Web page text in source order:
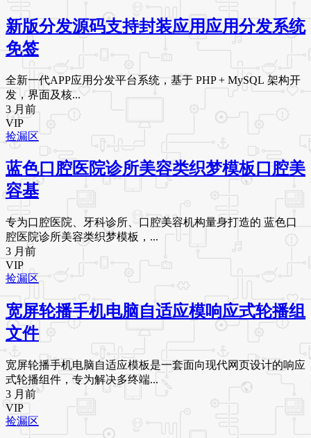
新版分发源码支持封装应用应用分发系统
免签
全新一代APP应用分发平台系统，基于 PHP + MySQL 架构开
发，界面及核...
3 月前
VIP
捡漏区
蓝色口腔医院诊所美容类织梦模板口腔美
容基
专为口腔医院、牙科诊所、口腔美容机构量身打造的 蓝色口
腔医院诊所美容类织梦模板，...
3 月前
VIP
捡漏区
宽屏轮播手机电脑自适应模响应式轮播组
文件
宽屏轮播手机电脑自适应模板是一套面向现代网页设计的响应
式轮播组件，专为解决多终端...
3 月前
VIP
捡漏区